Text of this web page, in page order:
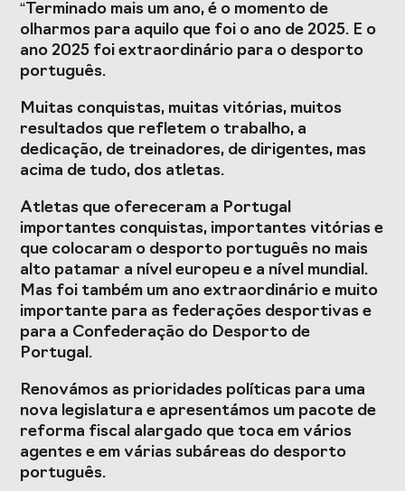
O Valor do
Desporto
Português, o seu
financiamento
futuro
Estudo
caracterizador do
setor do Desporto
COVID-19
Projetos Europeus
Eventos
Cimeira de
Presidentes de
Federações
Desportivas
Gala do Desporto
de Portugal
Prémios Voz do
Congresso
Nacional do
Desporto
“Terminado mais um ano, é o momento de
olharmos para aquilo que foi o ano de 2025. E o
ano 2025 foi extraordinário para o desporto
português.
Muitas conquistas, muitas vitórias, muitos
resultados que refletem o trabalho, a
dedicação, de treinadores, de dirigentes, mas
acima de tudo, dos atletas.
Atletas que ofereceram a Portugal
importantes conquistas, importantes vitórias e
que colocaram o desporto português no mais
alto patamar a nível europeu e a nível mundial.
Mas foi também um ano extraordinário e muito
importante para as federações desportivas e
para a Confederação do Desporto de
Portugal.
Renovámos as prioridades políticas para uma
nova legislatura e apresentámos um pacote de
reforma fiscal alargado que toca em vários
agentes e em várias subáreas do desporto
português.